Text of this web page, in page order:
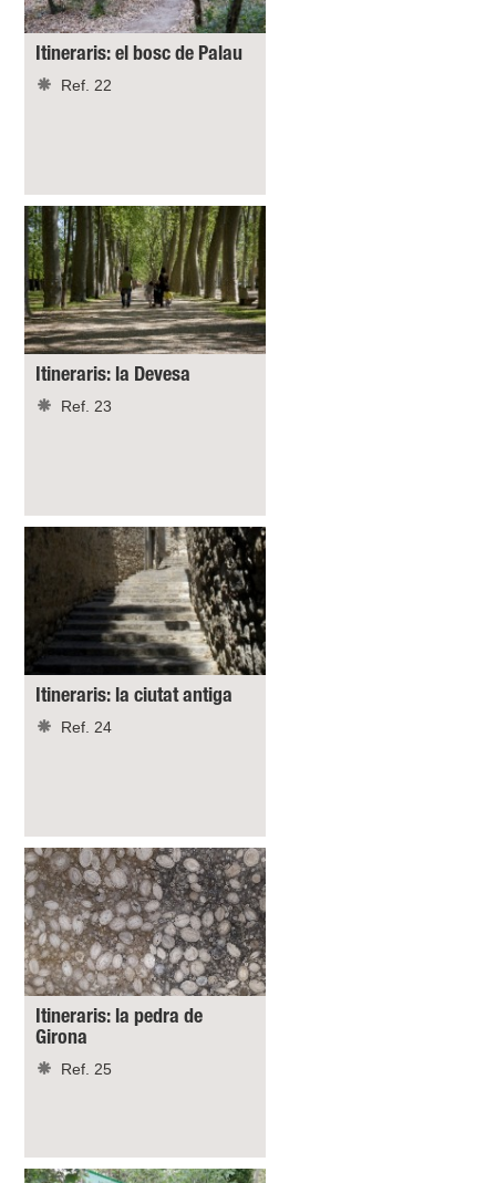
Itineraris: el bosc de Palau
Ref. 22
Itineraris: la Devesa
Ref. 23
Itineraris: la ciutat antiga
Ref. 24
Itineraris: la pedra de
Girona
Ref. 25